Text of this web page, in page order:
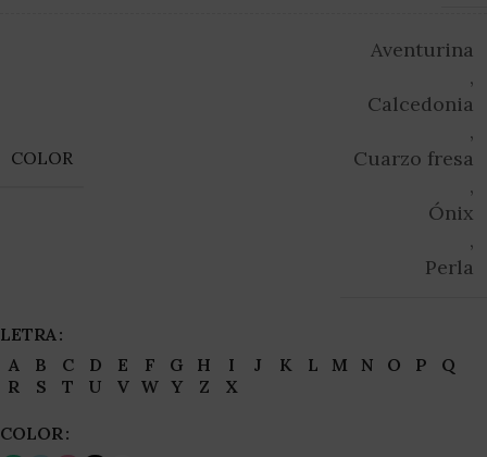
COLOR
Aventurina
,
Calcedonia
,
Cuarzo fresa
,
Ónix
,
Perla
LETRA
A
B C D E F G H I J K L M N O P
Q
R
S T U V W Y Z X
COLOR